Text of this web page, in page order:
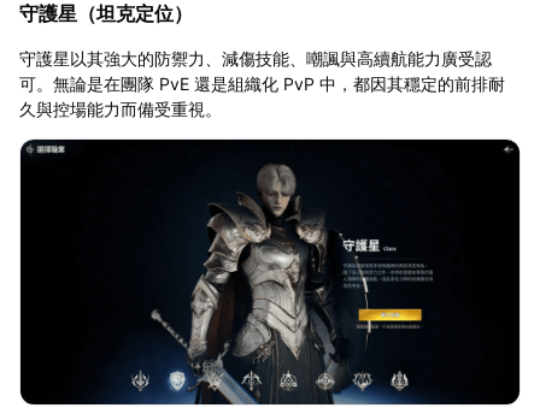
守護星（坦克定位）
守護星以其強大的防禦力、減傷技能、嘲諷與高續航能力廣受認
可。無論是在團隊 PvE 還是組織化 PvP 中，都因其穩定的前排耐
久與控場能力而備受重視。